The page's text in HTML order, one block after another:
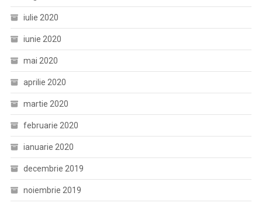
iulie 2020
iunie 2020
mai 2020
aprilie 2020
martie 2020
februarie 2020
ianuarie 2020
decembrie 2019
noiembrie 2019